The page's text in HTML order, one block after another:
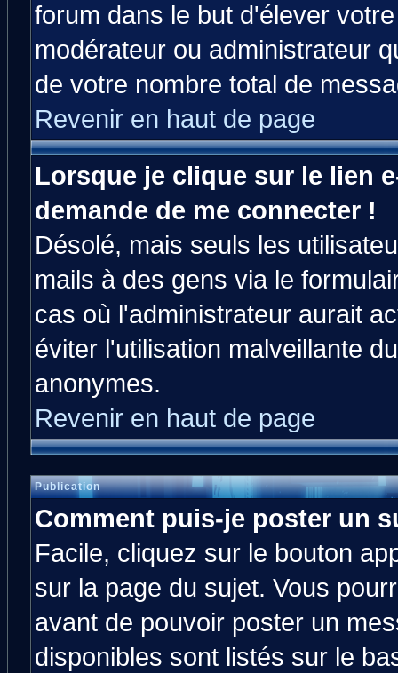
forum dans le but d'élever
modérateur ou administrateur
de votre nombre total de
Revenir en haut de page
Lorsque je clique sur le lien
demande de me connecter !
Désolé, mais seuls les
mails à des gens via le
cas où l'administrateur aurait
éviter l'utilisation malveillante
anonymes.
Revenir en haut de page
Publication
Comment puis-je poster un
Facile, cliquez sur le bouton
sur la page du sujet. Vous
avant de pouvoir poster un
disponibles sont listés sur le